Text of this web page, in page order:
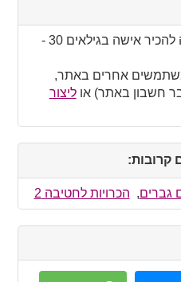
מעיר חולון, ישראל רוצה להכיר אישה בגילאים 30 -
אחרים באתר,
חשבון באתר) אוליצור
קרובות:
to
collapse
contents
גברים, הכרויות לחטיבה 2